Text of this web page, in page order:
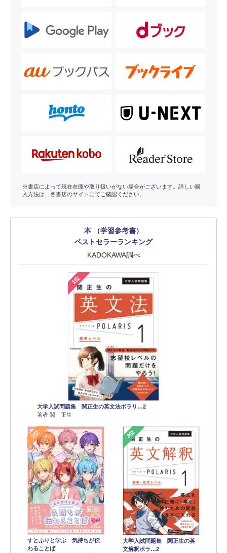
※書店によって現在在庫や取り扱いがない場合がございます。詳しい購
入方法は、各書店のサイトにてご確認ください。
本 （学習参考書）
ベストセラーランキング
KADOKAWA調べ
1位
大学入試問題集 関正生の英文法ポラリ…2
著者 関 正生
2位
すとぷりと学ぶ 気持ちが伝
わることば
3位
大学入試問題集 関正生の英
文解釈ポラ…2